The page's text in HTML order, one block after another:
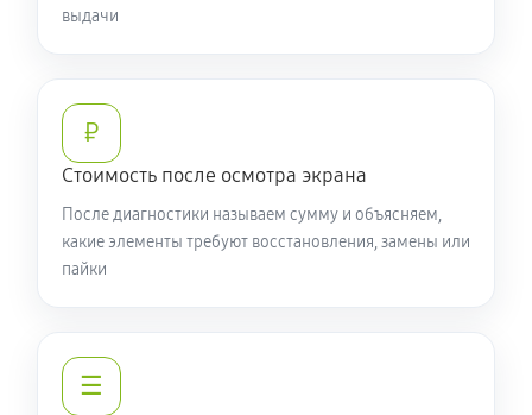
выдачи
₽
Стоимость после осмотра экрана
После диагностики называем сумму и объясняем,
какие элементы требуют восстановления, замены или
пайки
☰